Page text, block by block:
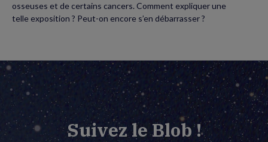
osseuses et de certains cancers. Comment expliquer une
telle exposition ? Peut-on encore s’en débarrasser ?
Suivez le Blob !